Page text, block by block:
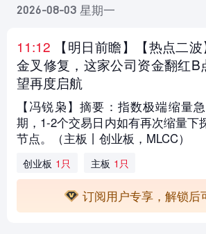
2026-08-03 星期一
11:12 【明日前瞻】【热点二
金叉修复，这家公司资金翻红B
望再度启航
【冯锐枭】摘要：指数极端缩量
期，1-2个交易日内如有再次缩量下
节点。（主板丨创业板，MLCC）
创业板 1只 主板 1只
订阅用户专享，解锁后